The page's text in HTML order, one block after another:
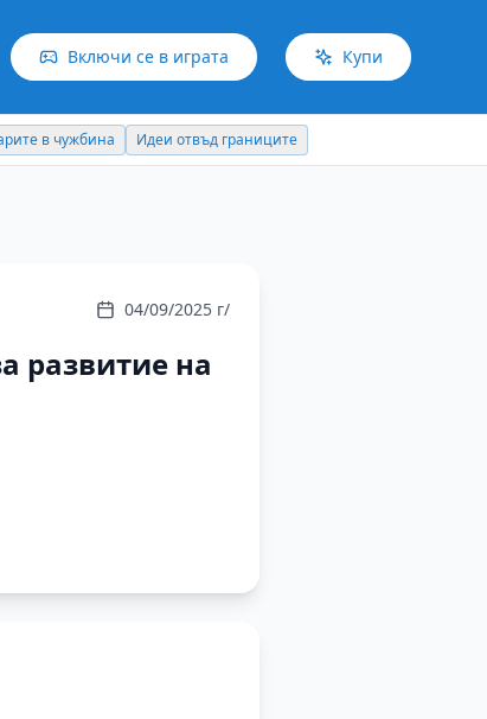
Включи се в играта Купи
в чужбина Идеи отвъд границите
04/09/2025 г/
развитие на